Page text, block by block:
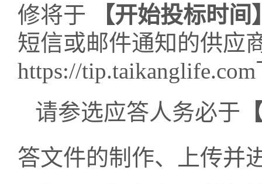
修将于
【开始投标时间
短信或邮件通知的供应
https://tip.taikanglife.com
请参选应答人务必于
答文件的制作、上传并